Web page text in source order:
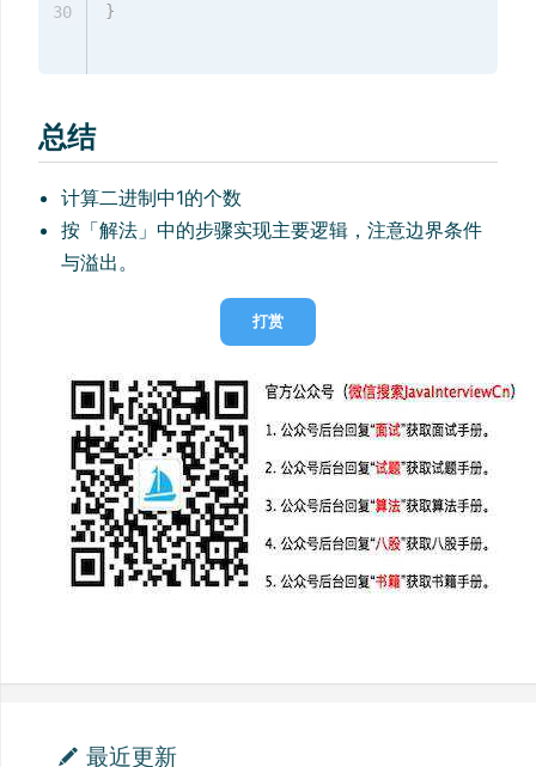
}
30
总结
计算二进制中1的个数
按「解法」中的步骤实现主要逻辑，注意边界条件
与溢出。
打赏
最近更新